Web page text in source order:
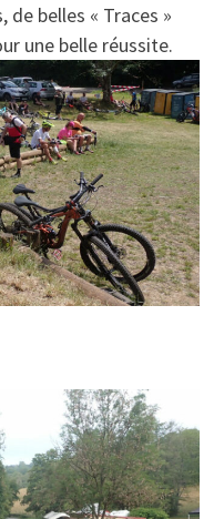
belles « Traces »
une belle réussite.